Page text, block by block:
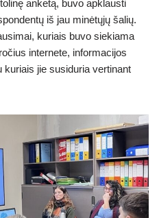
anketą, buvo apklausti
iš jau minėtųjų šalių.
kuriais buvo siekiama
internete, informacijos
jie susiduria vertinant